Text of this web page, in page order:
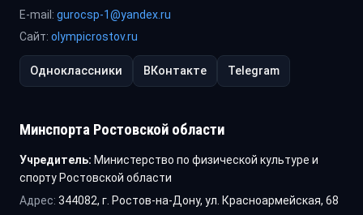
E-mail: gurocsp-1@yandex.ru
Сайт: olympicrostov.ru
Одноклассники ВКонтакте Telegram
Минспорта Ростовской области
Учредитель: Министерство по физической культуре и
спорту Ростовской области
Адрес: 344082, г. Ростов-на-Дону, ул. Красноармейская, 68